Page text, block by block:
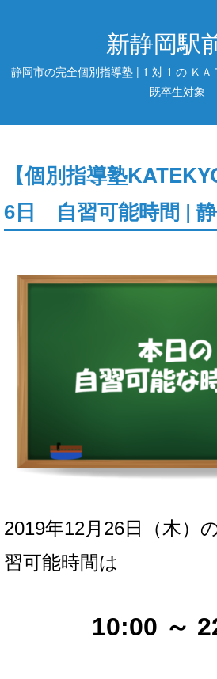
新静岡駅
静岡市の完全個別指導塾 | 1 対 1 の ＫＡ
既卒生対象
【個別指導塾
6日 自習可能時間 |
2019年12月26日（木）
習可能時間は
10:00 ～